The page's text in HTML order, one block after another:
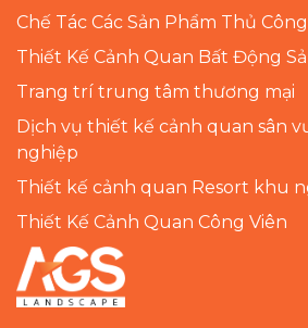
Chế Tác Các Sản Phẩm Thủ
Thiết Kế Cảnh Quan Bất Động
Trang trí trung tâm thương mại
Dịch vụ thiết kế cảnh quan sân
nghiệp
Thiết kế cảnh quan Resort khu
Thiết Kế Cảnh Quan Công Viên